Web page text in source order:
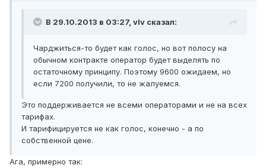
В 29.10.2013 в 03:27, vIv сказал:
Чарджиться-то будет как голос, но вот полосу на
обычном контракте оператор будет выделять по
остаточному принципу. Поэтому 9600 ожидаем, но
если 7200 получили, то не жалуемся.
Это поддерживается не всеми операторами и не на всех
тарифах.
И тарифицируется не как голос, конечно - а по
собственной цене.
Ага, примерно так: